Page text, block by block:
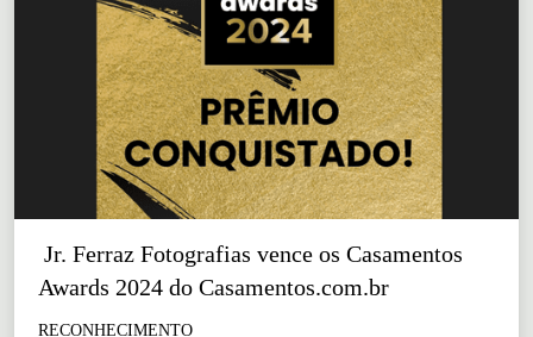
Jr. Ferraz Fotografias vence os Casamentos
Awards 2024 do Casamentos.com.br
RECONHECIMENTO